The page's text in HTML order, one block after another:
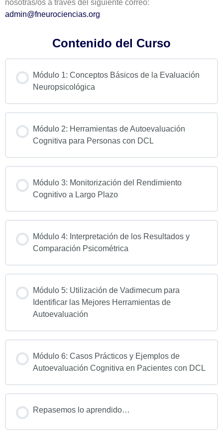
nosotras/os a través del siguiente correo:
admin@fneurociencias.org
Contenido del Curso
Módulo 1: Conceptos Básicos de la Evaluación
Neuropsicológica
Módulo 2: Herramientas de Autoevaluación
Cognitiva para Personas con DCL
Módulo 3: Monitorización del Rendimiento
Cognitivo a Largo Plazo
Módulo 4: Interpretación de los Resultados y
Comparación Psicométrica
Módulo 5: Utilización de Vadimecum para
Identificar las Mejores Herramientas de
Autoevaluación
Módulo 6: Casos Prácticos y Ejemplos de
Autoevaluación Cognitiva en Pacientes con DCL
Repasemos lo aprendido…